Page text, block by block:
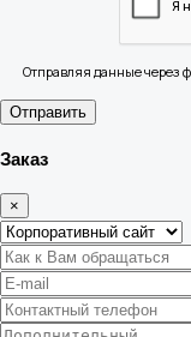
Отправляя данные через
Отправить
Заказ
×